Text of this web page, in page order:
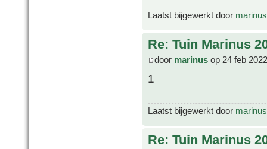
Laatst bijgewerkt door marinus
Re: Tuin Marinus
door marinus op 24 feb
1
Laatst bijgewerkt door marinus
Re: Tuin Marinus